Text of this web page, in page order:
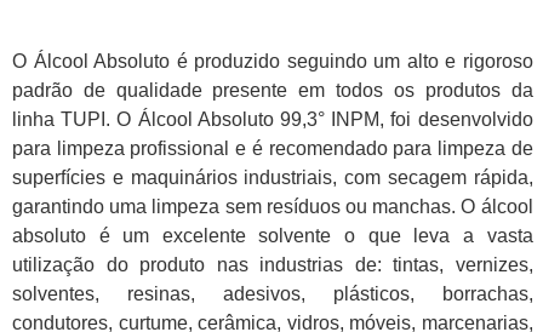
O Álcool Absoluto é produzido seguindo um alto e rigoroso
padrão de qualidade presente em todos os produtos da
linha TUPI. O Álcool Absoluto 99,3° INPM, foi desenvolvido
para limpeza profissional e é recomendado para limpeza de
superfícies e maquinários industriais, com secagem rápida,
garantindo uma limpeza sem resíduos ou manchas. O álcool
absoluto é um excelente solvente o que leva a vasta
utilização do produto nas industrias de: tintas, vernizes,
solventes, resinas, adesivos, plásticos, borrachas,
condutores, curtume, cerâmica, vidros, móveis, marcenarias,